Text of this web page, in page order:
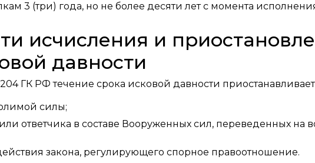
3 (три) года, но не более десяти лет с момента исполнения
исчисления и
давности
ГК РФ течение срока исковой давности
силы;
ответчика в составе Вооруженных сил, переведенных на
закона, регулирующего спорное правоотношение.